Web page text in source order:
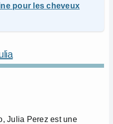
pour les cheveux
Julia Perez est une